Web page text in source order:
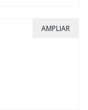
AMPLIAR